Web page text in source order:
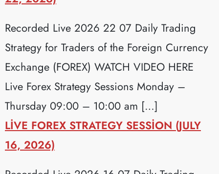
Recorded Live 2026 22 07 Daily Trading
Strategy for Traders of the Foreign Currency
Exchange (FOREX) WATCH VIDEO HERE
Live Forex Strategy Sessions Monday –
Thursday 09:00 – 10:00 am […]
LIVE FOREX STRATEGY SESSION (JULY
16, 2026)